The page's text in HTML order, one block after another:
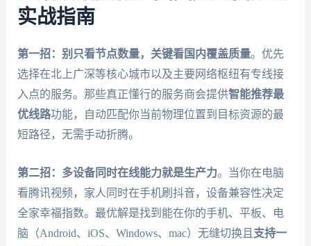
实战指南
第一招：别只看节点数量，关键看国内覆盖质量。优先
选择在北上广深等核心城市以及主要网络枢纽有专线接
入点的服务。那些真正懂行的服务商会提供智能推荐最
优线路功能，自动匹配你当前物理位置到目标资源的最
短路径，无需手动折腾。
第二招：多设备同时在线能力就是生产力。当你在电脑
看腾讯视频，家人同时在手机刷抖音，设备兼容性决定
全家幸福指数。最优解是找到能在你的手机、平板、电
脑（Android、iOS、Windows、mac）无缝切换且 支持一